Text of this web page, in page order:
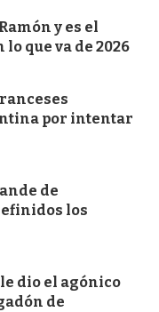
y es el
que va de 2026
por intentar
de
los
dio el agónico
de